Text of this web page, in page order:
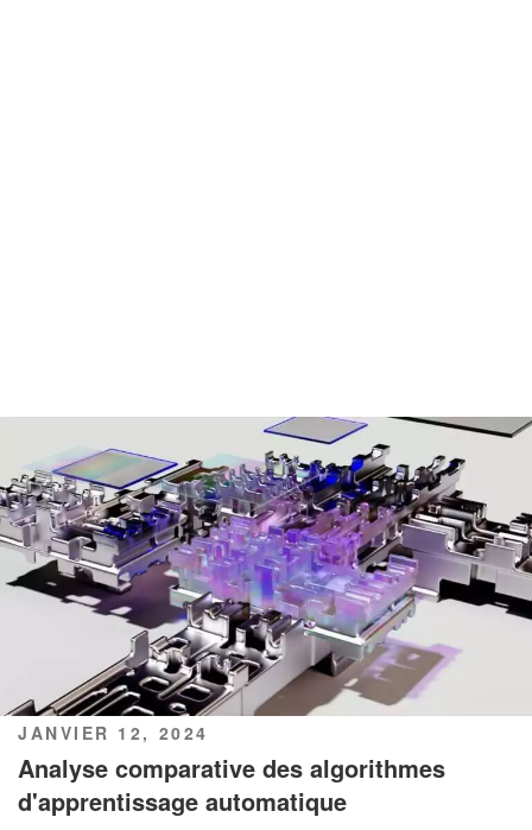
PUBLIÉ
LE
JANVIER 12, 2024
Analyse comparative des algorithmes
d'apprentissage automatique